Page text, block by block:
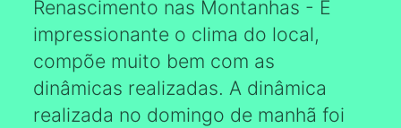
Renascimento nas Montanhas - É
impressionante o clima do local,
compõe muito bem com as
dinâmicas realizadas. A dinâmica
realizada no domingo de manhã foi